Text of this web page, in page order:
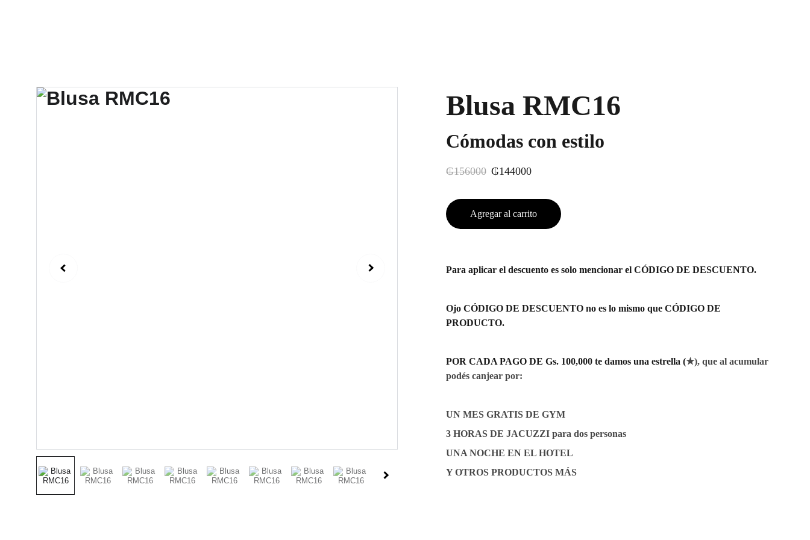
Blusa RMC16
Cómodas con estilo
₲156000 ₲144000
Agregar al carrito
Para aplicar el descuento es solo mencionar el CÓDIGO DE DESCUENTO.
Ojo CÓDIGO DE DESCUENTO no es lo mismo que CÓDIGO DE
PRODUCTO.
POR CADA PAGO DE Gs. 100,000 te damos una estrella (★), que al acumular
podés canjear por:
UN MES GRATIS DE GYM
3 HORAS DE JACUZZI para dos personas
UNA NOCHE EN EL HOTEL
Y OTROS PRODUCTOS MÁS